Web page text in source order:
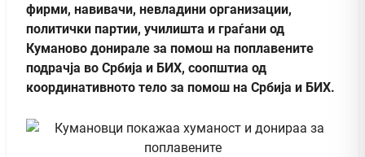
фирми, навивачи, невладини организации,
политички партии, училишта и граѓани од
Куманово донирале за помош на поплавените
подрачја во Србија и БИХ, соопштиа од
координативното тело за помош на Србија и БИХ.